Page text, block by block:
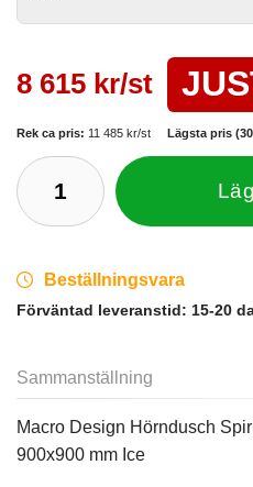
8 615 kr/st
Rek ca pris: 11 485 kr/st Lägsta pris
Beställningsvara
Förväntad leveranstid: 15-20
Sammanställning
Macro Design Hörndusch
900x900 mm Ice